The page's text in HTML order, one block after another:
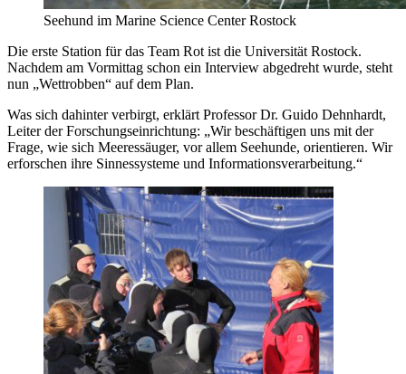
Seehund im Marine Science Center Rostock
Die erste Station für das Team Rot ist die Universität Rostock.
Nachdem am Vormittag schon ein Interview abgedreht wurde, steht
nun „Wettrobben“ auf dem Plan.
Was sich dahinter verbirgt, erklärt Professor Dr. Guido Dehnhardt,
Leiter der Forschungseinrichtung: „Wir beschäftigen uns mit der
Frage, wie sich Meeressäuger, vor allem Seehunde, orientieren. Wir
erforschen ihre Sinnessysteme und Informationsverarbeitung.“